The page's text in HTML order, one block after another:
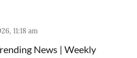
11:18 am
News | Weekly